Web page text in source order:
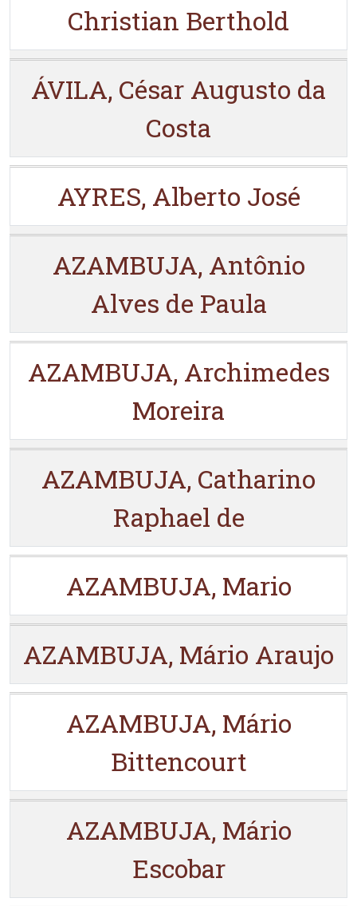
Christian Berthold
ÁVILA, César Augusto da
Costa
AYRES, Alberto José
AZAMBUJA, Antônio
Alves de Paula
AZAMBUJA, Archimedes
Moreira
AZAMBUJA, Catharino
Raphael de
AZAMBUJA, Mario
AZAMBUJA, Mário Araujo
AZAMBUJA, Mário
Bittencourt
AZAMBUJA, Mário
Escobar